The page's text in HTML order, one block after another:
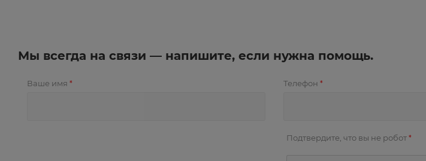
Мы всегда на связи — напишите, если нужна помощь.
Ваше имя* Телефон*
Подтвердите, что вы не робот *